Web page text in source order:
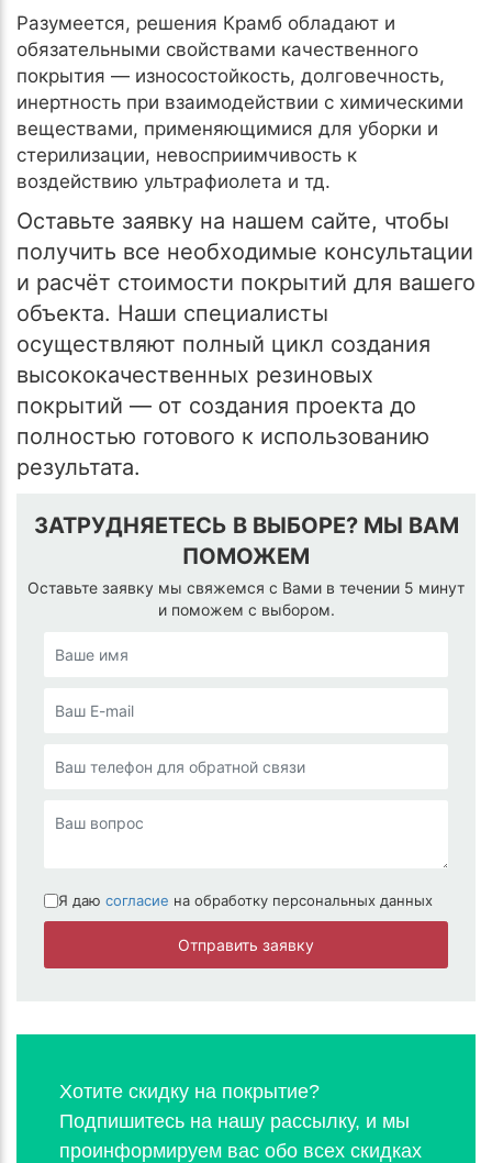
Разумеется, решения Крамб обладают и
обязательными свойствами качественного
покрытия — износостойкость, долговечность,
инертность при взаимодействии с химическими
веществами, применяющимися для уборки и
стерилизации, невосприимчивость к
воздействию ультрафиолета и тд.
Оставьте заявку на нашем сайте, чтобы
получить все необходимые консультации
и расчёт стоимости покрытий для вашего
объекта. Наши специалисты
осуществляют полный цикл создания
высококачественных резиновых
покрытий — от создания проекта до
полностью готового к использованию
результата.
ЗАТРУДНЯЕТЕСЬ В ВЫБОРЕ? МЫ ВАМ
ПОМОЖЕМ
Оставьте заявку мы свяжемся с Вами в течении 5 минут
и поможем с выбором.
Я даю согласие на обработку персональных данных
Отправить заявку
Хотите скидку на покрытие?
Подпишитесь на нашу рассылку, и мы
проинформируем вас обо всех скидках